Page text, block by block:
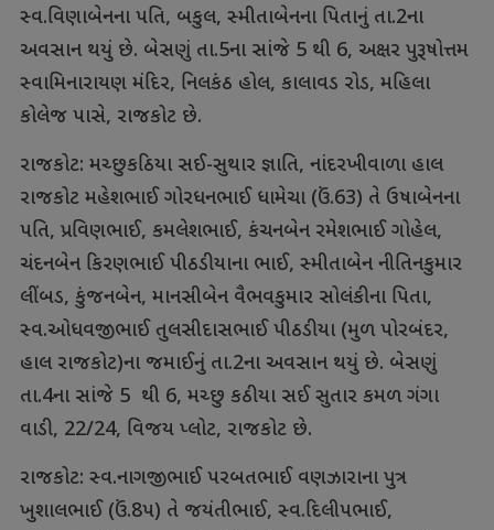
સ્વ.વિણાબેનના પતિ, બકુલ, સ્મીતાબેનના પિતાનું તા.2ના
અવસાન થયું છે. બેસણું તા.5ના સાંજે 5 થી 6, અક્ષર પુરૂષોત્તમ
સ્વામિનારાયણ મંદિર, નિલકંઠ હોલ, કાલાવડ રોડ, મહિલા
કોલેજ પાસે, રાજકોટ છે.
રાજકોટ: મચ્છુકઠિયા સઈ-સુથાર જ્ઞાતિ, નાંદરખીવાળા હાલ
રાજકોટ મહેશભાઈ ગોરધનભાઈ ધામેચા (ઉં.63) તે ઉષાબેનના
પતિ, પ્રવિણભાઈ, કમલેશભાઈ, કંચનબેન રમેશભાઈ ગોહેલ,
ચંદનબેન કિરણભાઈ પીઠડીયાના ભાઈ, સ્મીતાબેન નીતિનકુમાર
લીંબડ, કુંજનબેન, માનસીબેન વૈભવકુમાર સોલંકીના પિતા,
સ્વ.ઓધવજીભાઈ તુલસીદાસભાઈ પીઠડીયા (મુળ પોરબંદર,
હાલ રાજકોટ)ના જમાઈનું તા.2ના અવસાન થયું છે. બેસણું
તા.4ના સાંજે 5 થી 6, મચ્છુ કઠીયા સઈ સુતાર કમળ ગંગા
વાડી, 22/24, વિજય પ્લોટ, રાજકોટ છે.
રાજકોટ: સ્વ.નાગજીભાઈ પરબતભાઈ વણઝારાના પુત્ર
ખુશાલભાઈ (ઉં.8પ) તે જયંતીભાઈ, સ્વ.દિલીપભાઈ,